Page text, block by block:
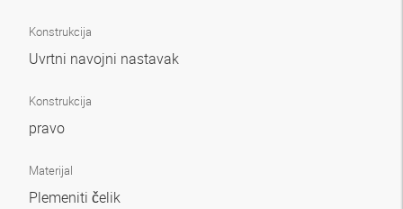
Konstrukcija
Uvrtni navojni nastavak
Konstrukcija
pravo
Materijal
Plemeniti čelik